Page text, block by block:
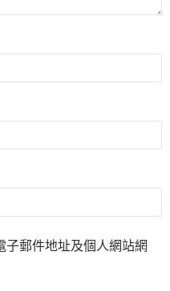
子郵件地址及個人網站網